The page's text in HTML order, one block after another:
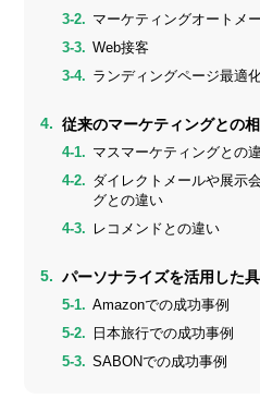
マーケティングオートメ
Web接客
ランディングページ最適
従来のマーケティングとの
マスマーケティングとの
ダイレクトメールや展示
グとの違い
レコメンドとの違い
パーソナライズを活用した
Amazonでの成功事例
日本旅行での成功事例
SABONでの成功事例